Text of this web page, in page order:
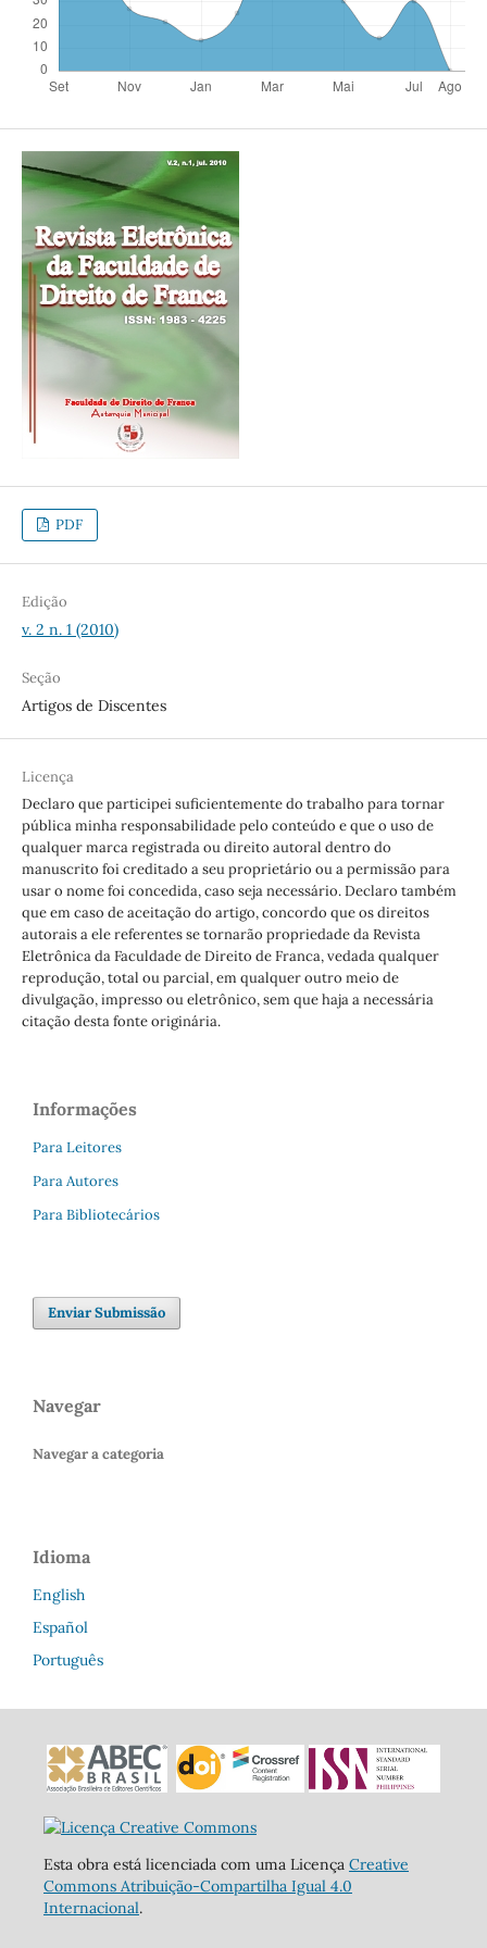
PDF
Edição
v. 2 n. 1 (2010)
Seção
Artigos de Discentes
Licença
Declaro que participei suficientemente do trabalho para tornar
pública minha responsabilidade pelo conteúdo e que o uso de
qualquer marca registrada ou direito autoral dentro do
manuscrito foi creditado a seu proprietário ou a permissão para
usar o nome foi concedida, caso seja necessário. Declaro também
que em caso de aceitação do artigo, concordo que os direitos
autorais a ele referentes se tornarão propriedade da Revista
Eletrônica da Faculdade de Direito de Franca, vedada qualquer
reprodução, total ou parcial, em qualquer outro meio de
divulgação, impresso ou eletrônico, sem que haja a necessária
citação desta fonte originária.
Informações
Para Leitores
Para Autores
Para Bibliotecários
Enviar Submissão
Navegar
Navegar a categoria
Idioma
English
Español
Português
Esta obra está licenciada com uma Licença Creative
Commons Atribuição-Compartilha Igual 4.0
Internacional.